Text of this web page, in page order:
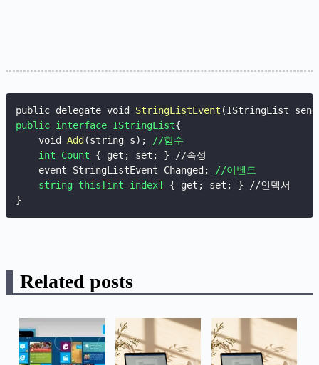
public delegate void StringListEvent (IStringList
public interface IStringList{
    void
Add (string s) ;
//함수
    int Count
{ get ; set ; } //속성
    event StringListEvent Changed
;
//이벤트
    string this[int index]
{ get ; set ; }
}
Related posts